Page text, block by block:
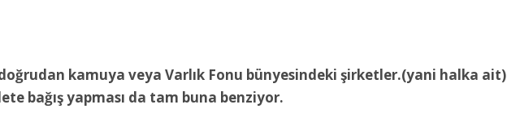
kamuya veya Varlık Fonu bünyesindeki şirketler.(yani halka ait)
bağış yapması da tam buna benziyor.